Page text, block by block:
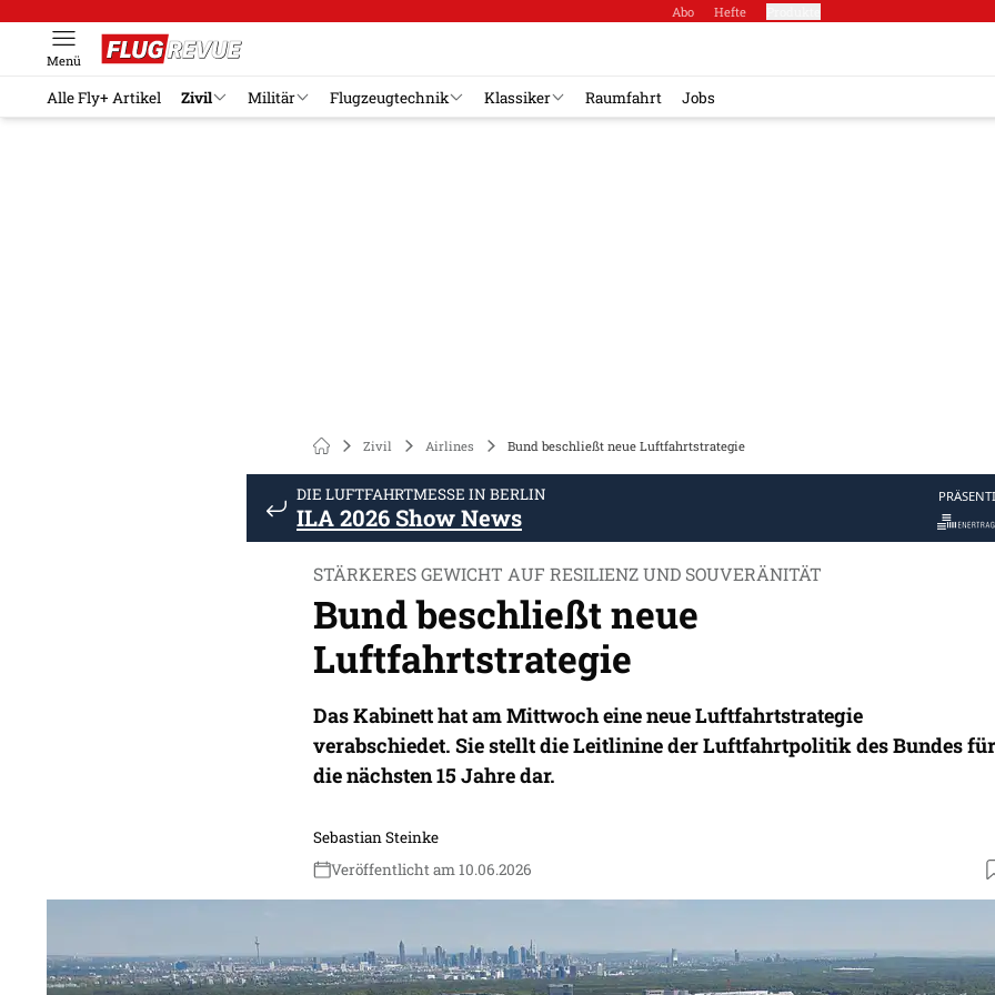
Abo Hefte
Menü
Alle Fly+ Artikel Zivil Militär Flugzeugtechnik Klassiker Raumfahrt Jobs
Zivil Airlines Bund beschließt neue Luftfahrtstrategie
DIE LUFTFAHRTMESSE IN BERLIN
ILA 2026 Show News
STÄRKERES GEWICHT AUF RESILIENZ UND SOUVERÄNITÄT
Bund beschließt neue
Luftfahrtstrategie
Das Kabinett hat am Mittwoch eine neue Luftfahrtstrategie
verabschiedet. Sie stellt die Leitlinine der Luftfahrtpolitik des Bundes für
die nächsten 15 Jahre dar.
Sebastian Steinke
Veröffentlicht am 10.06.2026